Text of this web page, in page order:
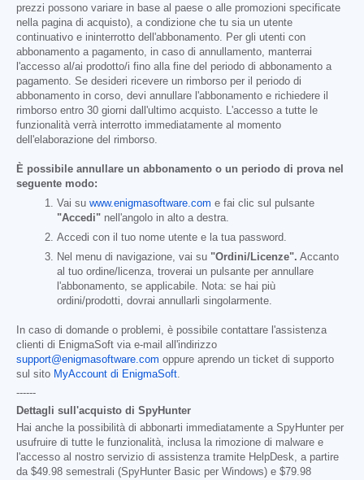
prezzi possono variare in base al paese o alle promozioni specificate
nella pagina di acquisto), a condizione che tu sia un utente
continuativo e ininterrotto dell'abbonamento. Per gli utenti con
abbonamento a pagamento, in caso di annullamento, manterrai
l'accesso al/ai prodotto/i fino alla fine del periodo di abbonamento a
pagamento. Se desideri ricevere un rimborso per il periodo di
abbonamento in corso, devi annullare l'abbonamento e richiedere il
rimborso entro 30 giorni dall'ultimo acquisto. L'accesso a tutte le
funzionalità verrà interrotto immediatamente al momento
dell'elaborazione del rimborso.
È possibile annullare un abbonamento o un periodo di prova nel
seguente modo:
Vai su www.enigmasoftware.com e fai clic sul pulsante
"Accedi" nell'angolo in alto a destra.
Accedi con il tuo nome utente e la tua password.
Nel menu di navigazione, vai su "Ordini/Licenze". Accanto
al tuo ordine/licenza, troverai un pulsante per annullare
l'abbonamento, se applicabile. Nota: se hai più
ordini/prodotti, dovrai annullarli singolarmente.
In caso di domande o problemi, è possibile contattare l'assistenza
clienti di EnigmaSoft via e-mail all'indirizzo
support@enigmasoftware.com oppure aprendo un ticket di supporto
sul sito MyAccount di EnigmaSoft.
------
Dettagli sull'acquisto di SpyHunter
Hai anche la possibilità di abbonarti immediatamente a SpyHunter per
usufruire di tutte le funzionalità, inclusa la rimozione di malware e
l'accesso al nostro servizio di assistenza tramite HelpDesk, a partire
da $49.98 semestrali (SpyHunter Basic per Windows) e $79.98